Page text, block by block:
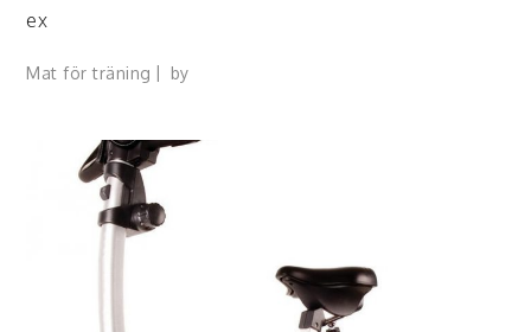
ex
Mat för träning by